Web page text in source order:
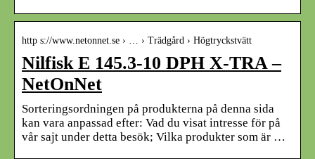
http s://www.netonnet.se › … › Trädgård › Högtryckstvätt
Nilfisk E 145.3-10 DPH X-TRA –
NetOnNet
Sorteringsordningen på produkterna på denna sida
kan vara anpassad efter: Vad du visat intresse för på
vår sajt under detta besök; Vilka produkter som är …